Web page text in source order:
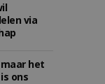
via
het
ons